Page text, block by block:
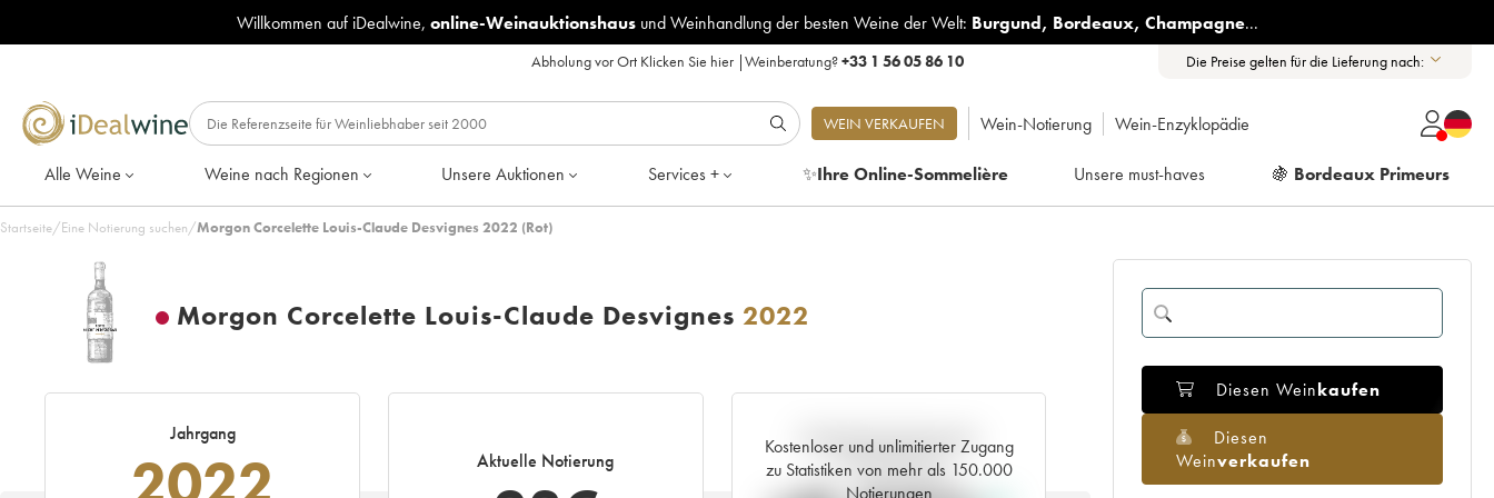
Willkommen auf iDealwine, online-Weinauktionshausund Weinhandlung der besten Weine der Welt: Burgund, Bordeaux, Champagne...
Abholung vor Ort Klicken Sie hier|Weinberatung?+33 1 56 05 86 10 Die Preise gelten für die Lieferung nach:
WEIN VERKAUFEN Wein-Notierung Wein-Enzyklopädie
Alle Weine Weine nach Regionen Unsere Auktionen Services + ✨Ihre Online-Sommelière Unsere must-haves 🍇 Bordeaux Primeurs
Startseite/Eine Notierung suchen/Morgon Corcelette Louis-Claude Desvignes 2022 (Rot)
Morgon Corcelette Louis-Claude Desvignes 2022
Jahrgang
Aktuelle Notierung
Kostenloser und unlimitierter Zugang
zu Statistiken von mehr als 150.000
Notierungen
Aktuelle Entwicklung der
Preisnotierung
Diesen Weinkaufen
Diesen
Weinverkaufen